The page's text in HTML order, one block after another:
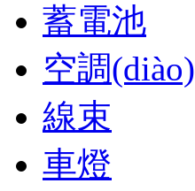
蓄電池
空調(diào)
線束
車燈